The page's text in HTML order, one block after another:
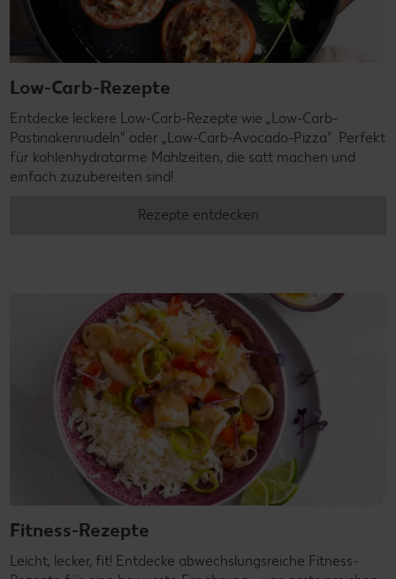
Low-Carb-Rezepte
Entdecke leckere Low-Carb-Rezepte wie „Low-Carb-
Pastinakennudeln" oder „Low-Carb-Avocado-Pizza". Perfekt
für kohlenhydratarme Mahlzeiten, die satt machen und
einfach zuzubereiten sind!
Rezepte entdecken
Fitness-Rezepte
Leicht, lecker, fit! Entdecke abwechslungsreiche Fitness-